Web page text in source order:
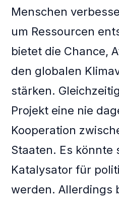
Menschen
um Ressourcen
bietet die Chance,
den globalen
stärken.
Projekt eine nie
Kooperation
Staaten. Es könnte
Katalysator für
werden. Allerdings